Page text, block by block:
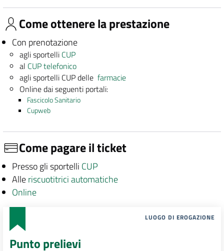
Come ottenere la prestazione
Con prenotazione
agli sportelli CUP
al CUP telefonico
agli sportelli CUP dellefarmacie
Online dai seguenti portali:
Fascicolo Sanitario
Cupweb
Come pagare il ticket
Presso gli sportelli CUP
Alleriscuotitrici automatiche
Online
LUOGO DI EROGAZIONE
Punto prelievi